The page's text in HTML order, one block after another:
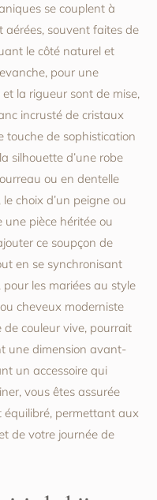
se couplent à
aérées, souvent faites de
le côté naturel et
pour une
et la rigueur sont de mise,
incrusté de cristaux
touche de sophistication
silhouette d’une robe
ou en dentelle
choix d’un peigne ou
une pièce héritée ou
ce soupçon de
en se synchronisant
pour les mariées au style
cheveux moderniste
de couleur vive, pourrait
une dimension avant-
un accessoire qui
vous êtes assurée
équilibré, permettant aux
de votre journée de